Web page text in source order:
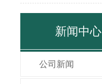
新闻中心
公司新闻